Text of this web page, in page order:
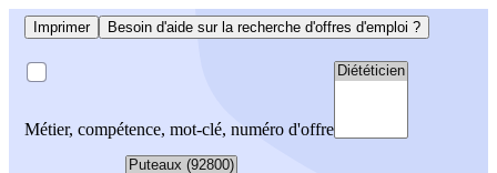
Imprimer Besoin d'aide sur la recherche d'offres d'emploi ?
Métier, compétence, mot-clé, numéro d'offre